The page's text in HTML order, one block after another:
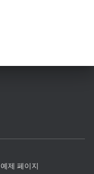
예제 페이지